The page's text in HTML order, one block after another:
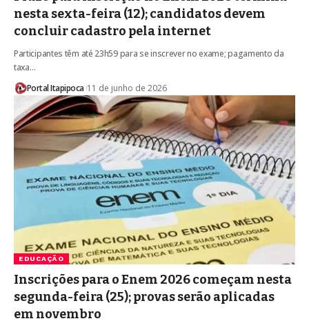
nesta sexta-feira (12); candidatos devem
concluir cadastro pela internet
Participantes têm até 23h59 para se inscrever no exame; pagamento da
taxa…
Portal Itapipoca 11 de junho de 2026
EDUCAÇÃO
Inscrições para o Enem 2026 começam nesta
segunda-feira (25); provas serão aplicadas
em novembro